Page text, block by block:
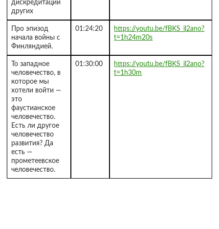
дискредитации
других
Про эпизод
начала войны с
Финляндией.
01:24:20
https://youtu.be/fBKS_il2ano?
t=1h24m20s
То западное
человечество, в
которое мы
хотели войти —
это
фаустианское
человечество.
Есть ли другое
человечество
развития? Да
есть —
прометеевское
человечество.
01:30:00
https://youtu.be/fBKS_il2ano?
t=1h30m